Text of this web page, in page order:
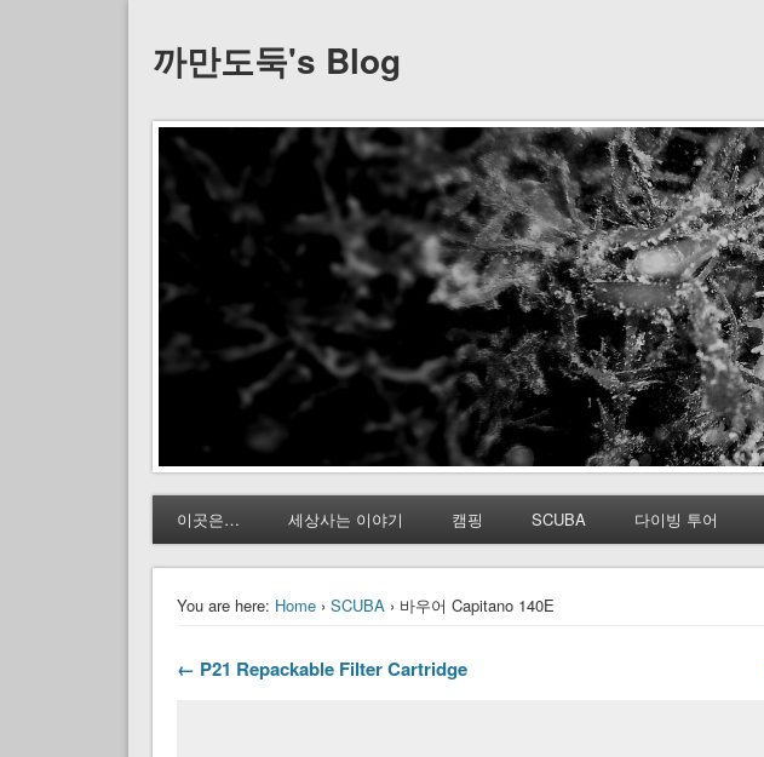
까만도둑's Blog
이곳은… 세상사는 이야기 캠핑 SCUBA 다이빙 투어
You are here: Home› SCUBA› 바우어 Capitano 140E
← P21 Repackable Filter Cartridge